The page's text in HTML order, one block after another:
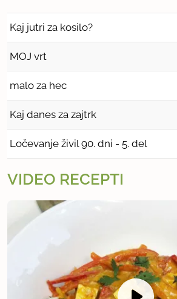
Kaj jutri za kosilo?
MOJ vrt
malo za hec
Kaj danes za zajtrk
Ločevanje živil 90. dni - 5. del
VIDEO RECEPTI